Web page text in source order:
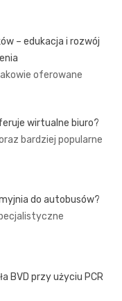
– edukacja i rozwój
oferowane
wirtualne biuro?
bardziej popularne
do autobusów?
BVD przy użyciu PCR